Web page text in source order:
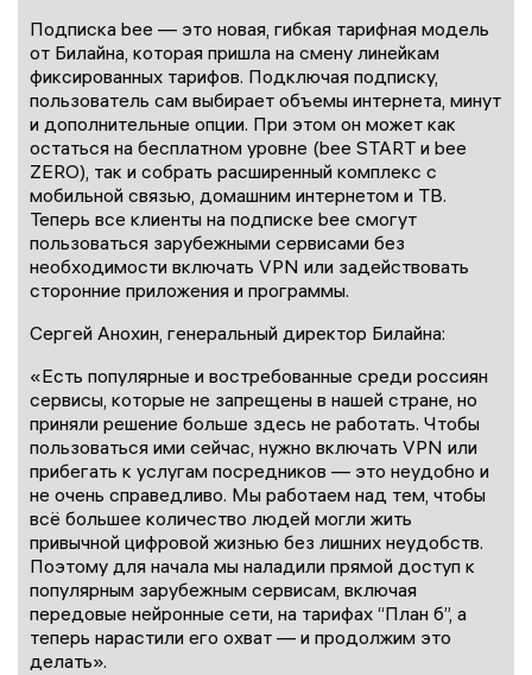
Подписка bee — это новая, гибкая тарифная модель
от Билайна, которая пришла на смену линейкам
фиксированных тарифов. Подключая подписку,
пользователь сам выбирает объемы интернета, минут
и дополнительные опции. При этом он может как
остаться на бесплатном уровне (bee START и bee
ZERO), так и собрать расширенный комплекс с
мобильной связью, домашним интернетом и ТВ.
Теперь все клиенты на подписке bee смогут
пользоваться зарубежными сервисами без
необходимости включать VPN или задействовать
сторонние приложения и программы.
Сергей Анохин, генеральный директор Билайна:
«Есть популярные и востребованные среди россиян
сервисы, которые не запрещены в нашей стране, но
приняли решение больше здесь не работать. Чтобы
пользоваться ими сейчас, нужно включать VPN или
прибегать к услугам посредников — это неудобно и
не очень справедливо. Мы работаем над тем, чтобы
всё большее количество людей могли жить
привычной цифровой жизнью без лишних неудобств.
Поэтому для начала мы наладили прямой доступ к
популярным зарубежным сервисам, включая
передовые нейронные сети, на тарифах “План б”, а
теперь нарастили его охват — и продолжим это
делать».